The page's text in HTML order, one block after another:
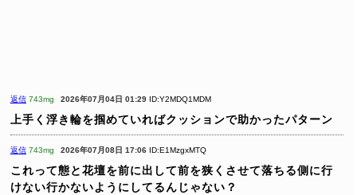
返信 743mg 2026年07月04日 01:29 ID:Y2MDQ1MDM
上手く浮き輪を掴めていればクッションで助かったパターン
返信 743mg 2026年07月08日 17:06 ID:E1MzgxMTQ
これって態と花壇を前に出して前を狭くさせて落ちる側に行
けない行かないようにしてるんじゃない？